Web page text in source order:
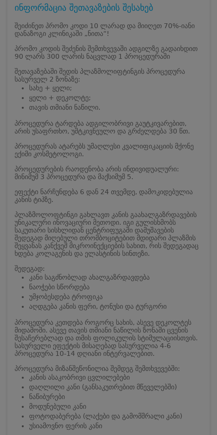
ინფორმაცია შეთავაზების შესახებ
შეიძინეთ პრომო კოდი 10 ლარად და მიიღეთ 70%-იანი
დანაზოგი კლინიკაში „ნითა“!
პრომო კოდის შეძენის შემთხვევაში ადგილზე გადაიხდით
90 ლარს 300 ლარის ნაცვლად 1 პროცედურაში
შეთავაზებაში შედის პლაზმოლიფტინგის პროცედურა
სასურველ 2 ზონაზე:
სახე + ყელი;
ყელი + დეკოლტე;
თავის თმიანი ნაწილი.
პროცედურა ტარდება ადგილობრივი გაუტკივარებით,
არის უსაფრთხო, უმტკივნეულო და გრძელდება 30 წთ.
პროცედურას ატარებს უმაღლესი კვალიფიკაციის მქონე
ექიმი კოსმეტოლოგი.
პროცედურების რაოდენობა არის ინდივიდუალური:
მინიმუმ 3 პროცედურა და მაქსიმუმ 5.
ეფექტი ნარჩუნდება 6 დან 24 თვემდე, დამოკიდებულია
კანის ტიპზე.
პლაზმოლოფტინგი გახლავთ კანის გაახალგაზრდავების
უნიკალური ინოვაციური მეთოდი. იგი გულისხმობს
საკუთარი სისხლიდან ცენტრიფუგაში დამუშავების
შედეგად მიღებული თრომბოციტებით მდიდარი პლაზმის
შეყვანას კანქვეშ მიკროინექციების სახით, რის შედეგადაც
ხდება კოლაგენის და ელასტინის სინთეზი.
შედეგად:
კანი საგძნობლად ახალგაზრდავდება
ნაოჭები სწორდება
უმჯობესდება ტროფიკა
აღდგება კანის ფერი, ტონუსი და ტურგორი
პროცედურა კეთდება როგორც სახის, ასევე დეკოლტეს
მიდამოში. ასევე თავის თმიანი ნაწილის ზონაში ცვენის
შესაჩერებლად და თმის ფოლიკულის სტიმულაციისთვის.
სასურველი ეფექტის მისაღებად სასურველია 4-6
პროცედურა 10-14 დღიანი ინტერვალებით.
პროცედურა მიზანშეწონილია შემდეგ შემთხვევებში:
კანის ასაკობრივი ცვლილებები
დაღლილი კანი (განსაკუთრებით მწეველებში)
ნაწიბურები
მოდუნებული კანი
ფოტოდაბერება (ლაქები და გამომშრალი კანი)
უსიამოვნო ფერის კანი